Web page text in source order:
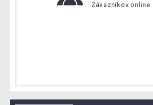
Zákazníkov online